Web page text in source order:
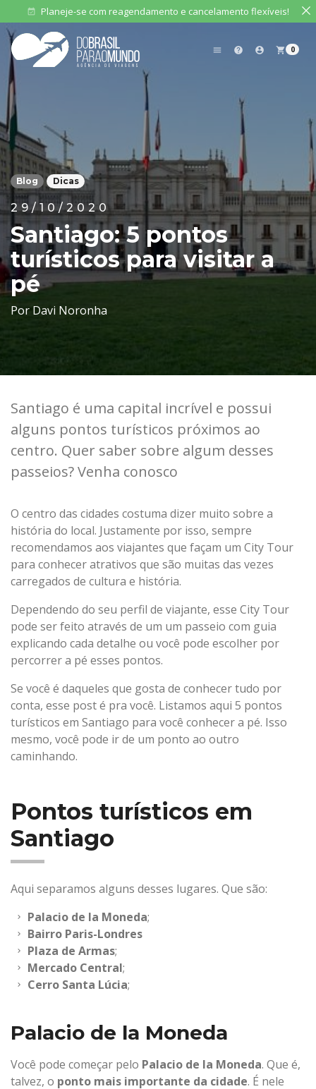
event_available Planeje-se com reagendamento e cancelamento flexíveis!
menu help account_circle shopping_cart 0
Blog Dicas
29/10/2020
Santiago: 5 pontos
turísticos para visitar a
pé
Por Davi Noronha
Santiago é uma capital incrível e possui
alguns pontos turísticos próximos ao
centro. Quer saber sobre algum desses
passeios? Venha conosco
O centro das cidades costuma dizer muito sobre a
história do local. Justamente por isso, sempre
recomendamos aos viajantes que façam um City Tour
para conhecer atrativos que são muitas das vezes
carregados de cultura e história.
Dependendo do seu perfil de viajante, esse City Tour
pode ser feito através de um um passeio com guia
explicando cada detalhe ou você pode escolher por
percorrer a pé esses pontos.
Se você é daqueles que gosta de conhecer tudo por
conta, esse post é pra você. Listamos aqui 5 pontos
turísticos em Santiago para você conhecer a pé. Isso
mesmo, você pode ir de um ponto ao outro
caminhando.
Pontos turísticos em
Santiago
Aqui separamos alguns desses lugares. Que são:
Palacio de la Moneda;
Bairro Paris-Londres
Plaza de Armas;
Mercado Central;
Cerro Santa Lúcia;
Palacio de la Moneda
Você pode começar pelo Palacio de la Moneda. Que é,
talvez, o ponto mais importante da cidade. É nele